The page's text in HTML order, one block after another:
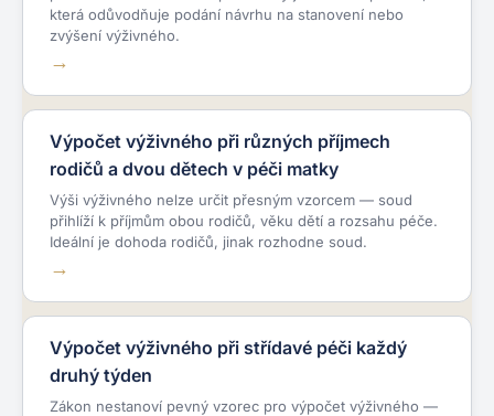
která odůvodňuje podání návrhu na stanovení nebo
zvýšení výživného.
Výpočet výživného při různých příjmech
rodičů a dvou dětech v péči matky
Výši výživného nelze určit přesným vzorcem — soud
přihlíží k příjmům obou rodičů, věku dětí a rozsahu péče.
Ideální je dohoda rodičů, jinak rozhodne soud.
Výpočet výživného při střídavé péči každý
druhý týden
Zákon nestanoví pevný vzorec pro výpočet výživného —